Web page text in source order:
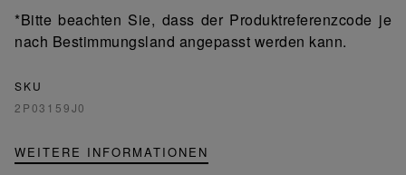
*Bitte beachten Sie, dass der Produktreferenzcode je
nach Bestimmungsland angepasst werden kann.
SKU
2P03159J0
WEITERE INFORMATIONEN